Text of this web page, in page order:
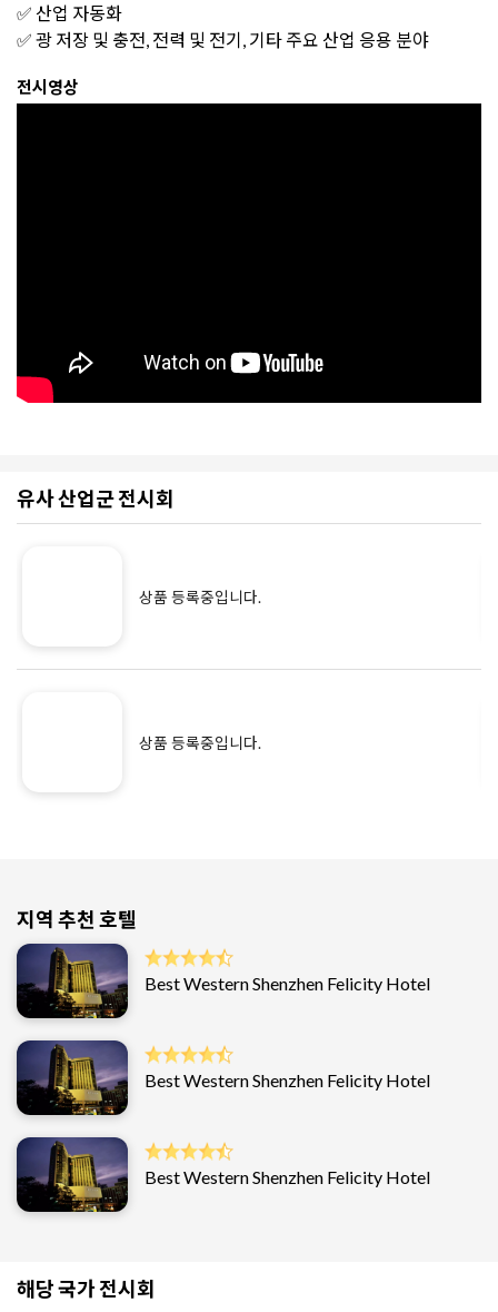
✅ 산업 자동화
✅ 광 저장 및 충전, 전력 및 전기, 기타 주요 산업 응용 분야
전시영상
유사 산업군 전시회
상품 등록중입니다.
상품 등록중입니다.
지역 추천 호텔
Best Western Shenzhen Felicity Hotel
Best Western Shenzhen Felicity Hotel
Best Western Shenzhen Felicity Hotel
해당 국가 전시회